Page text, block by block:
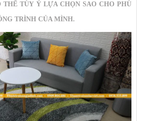
THỂ TÙY Ý LỰA CHỌN SAO CHO PHÙ
TRÌNH CỦA MÌNH.